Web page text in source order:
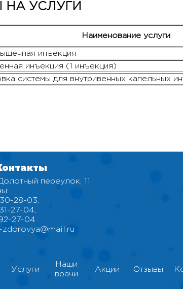
НА УСЛУГИ
Наименование услуги
инъекция
инъекция (1 инъекция)
системы для внутривенных капельных
переулок, 11.
28-03,
27-04,
27-04
zdorovya@mail.ru
Услуги
Наши
врачи
Акции Отзывы